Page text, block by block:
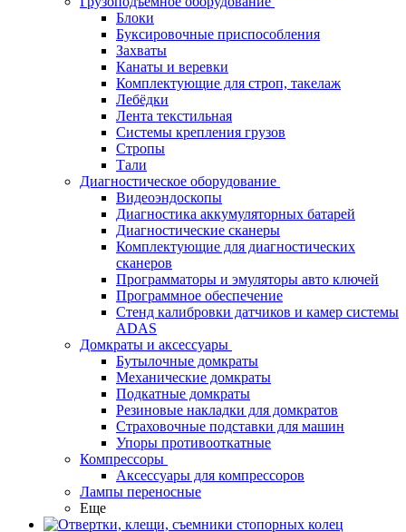
Блоки
Буксировочные приспособления
Захваты
Канаты и веревки
Комплектующие для строп, такелаж
Лебёдки
Лента текстильная
Системы крепления грузов
Стропы
Тали
Диагностическое оборудование
Видеоэндоскопы
Диагностика аккумуляторных батарей
Диагностические сканеры
Комплектующие для диагностических
сканеров
Программаторы и эмуляторы авто ключей
Программное обеспечение
Стенд калибровки датчиков и камер системы
ADAS
Домкраты и аксессуары
Бутылочные домкраты
Механические домкраты
Подкатные домкраты
Резиновые накладки для домкратов
Страховочные подставки для машин
Упоры противооткатные
Компрессоры
Аксессуары для компрессоров
Лампы переносные
Еще